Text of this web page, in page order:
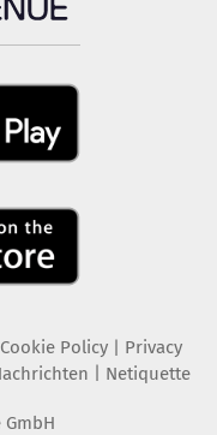
Cookie Policy| Privacy
Netiquette
GmbH